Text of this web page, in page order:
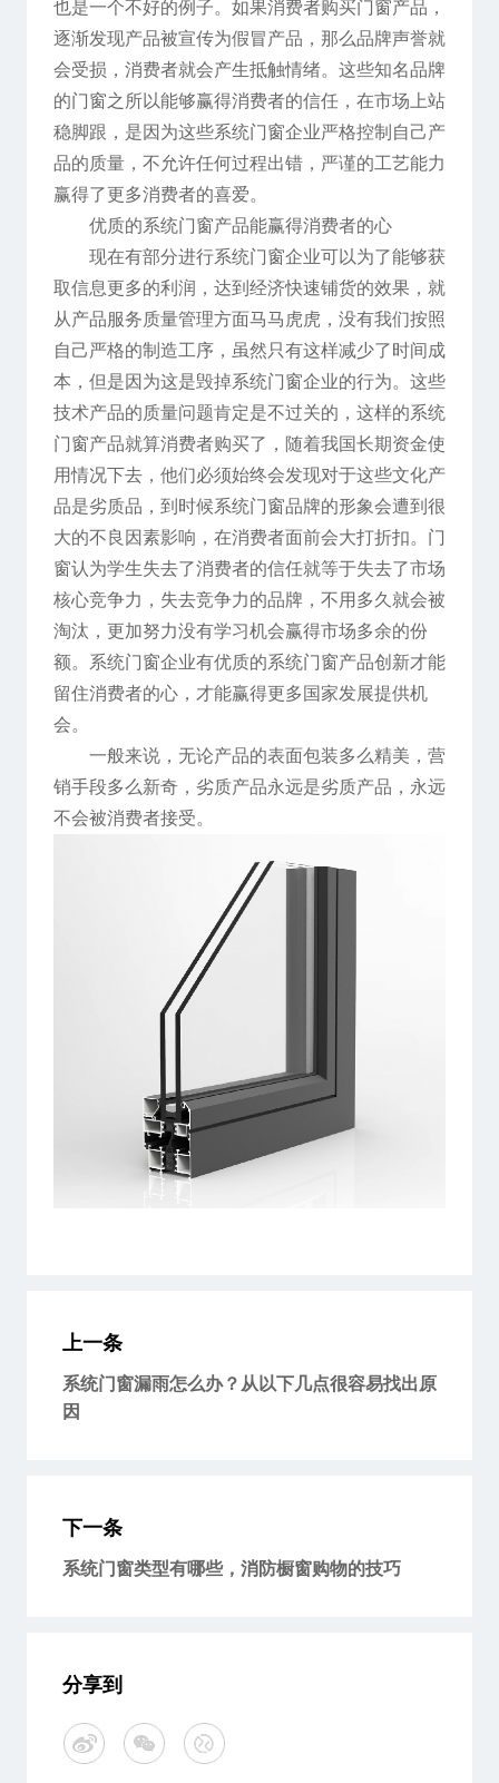
也是一个不好的例子。如果消费者购买门窗产品，
逐渐发现产品被宣传为假冒产品，那么品牌声誉就
会受损，消费者就会产生抵触情绪。这些知名品牌
的门窗之所以能够赢得消费者的信任，在市场上站
稳脚跟，是因为这些系统门窗企业严格控制自己产
品的质量，不允许任何过程出错，严谨的工艺能力
赢得了更多消费者的喜爱。
优质的系统门窗产品能赢得消费者的心
现在有部分进行系统门窗企业可以为了能够获
取信息更多的利润，达到经济快速铺货的效果，就
从产品服务质量管理方面马马虎虎，没有我们按照
自己严格的制造工序，虽然只有这样减少了时间成
本，但是因为这是毁掉系统门窗企业的行为。这些
技术产品的质量问题肯定是不过关的，这样的系统
门窗产品就算消费者购买了，随着我国长期资金使
用情况下去，他们必须始终会发现对于这些文化产
品是劣质品，到时候系统门窗品牌的形象会遭到很
大的不良因素影响，在消费者面前会大打折扣。门
窗认为学生失去了消费者的信任就等于失去了市场
核心竞争力，失去竞争力的品牌，不用多久就会被
淘汰，更加努力没有学习机会赢得市场多余的份
额。系统门窗企业有优质的系统门窗产品创新才能
留住消费者的心，才能赢得更多国家发展提供机
会。
一般来说，无论产品的表面包装多么精美，营
销手段多么新奇，劣质产品永远是劣质产品，永远
不会被消费者接受。
上一条
系统门窗漏雨怎么办？从以下几点很容易找出原
因
下一条
系统门窗类型有哪些，消防橱窗购物的技巧
分享到